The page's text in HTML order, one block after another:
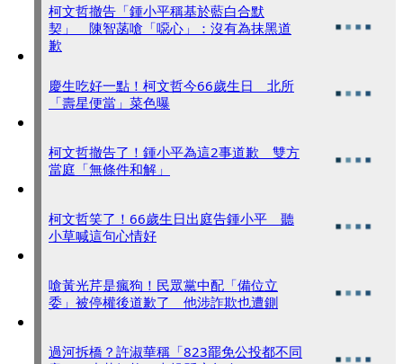
柯文哲撤告「鍾小平稱基於藍白合默
契」 陳智菡嗆「噁心」：沒有為抹黑道
歉
慶生吃好一點！柯文哲今66歲生日 北所
「壽星便當」菜色曝
柯文哲撤告了！鍾小平為這2事道歉 雙方
當庭「無條件和解」
柯文哲笑了！66歲生日出庭告鍾小平 聽
小草喊這句心情好
嗆黃光芹是瘋狗！民眾黨中配「備位立
委」被停權後道歉了 他涉詐欺也遭鍘
過河拆橋？許淑華稱「823罷免公投都不同